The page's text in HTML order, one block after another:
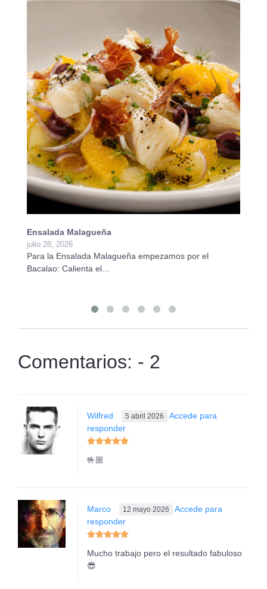
Ensalada Malagueña
julio 28, 2026
Para la Ensalada Malagueña empezamos por el
Bacalao: Calienta el…
Comentarios: - 2
Wilfred 5 abril 2026
Accede para
responder
🤟🏼
Marco 12 mayo 2026
Accede para
responder
Mucho trabajo pero el resultado fabuloso
😎